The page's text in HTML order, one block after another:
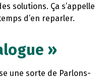
solutions. Ça s’appelle
d’en reparler.
»
une sorte de Parlons-